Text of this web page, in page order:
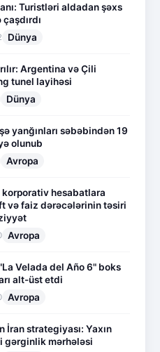
Turistləri aldadan şəxs
Dünya
Argentina və Çili
tunel layihəsi
Dünya
yanğınları səbəbindən 19
olunub
Avropa
korporativ hesabatlara
və faiz dərəcələrinin təsiri
Avropa
Velada del Año 6" boks
alt-üst etdi
Avropa
İran strategiyası: Yaxın
gərginlik mərhələsi